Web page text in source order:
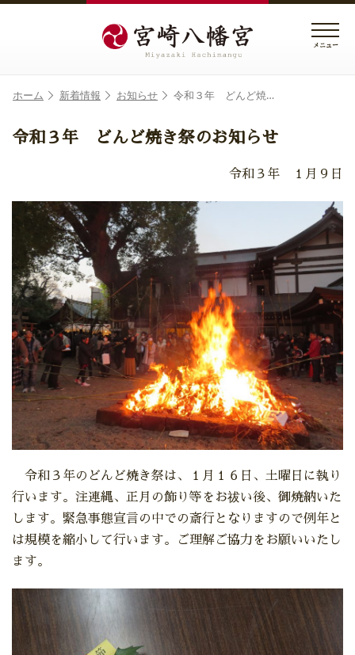
メニュー
ホーム 新着情報 お知らせ 令和３年 どんど焼…
令和３年 どんど焼き祭のお知らせ
令和３年 １月９日
令和３年のどんど焼き祭は、１月１６日、土曜日に執り
行います。注連縄、正月の飾り等をお祓い後、御焼納いた
します。緊急事態宣言の中での斎行となりますので例年と
は規模を縮小して行います。ご理解ご協力をお願いいたし
ます。